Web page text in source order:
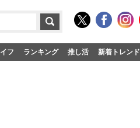
フ ランキング 推し活 新着トレンド